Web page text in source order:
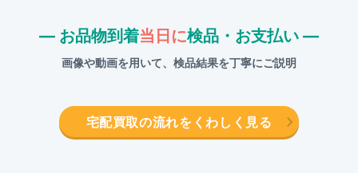
― お品物到着当日に検品・お支払い ―
画像や動画を用いて、検品結果を丁寧にご説明
宅配買取の流れをくわしく見る